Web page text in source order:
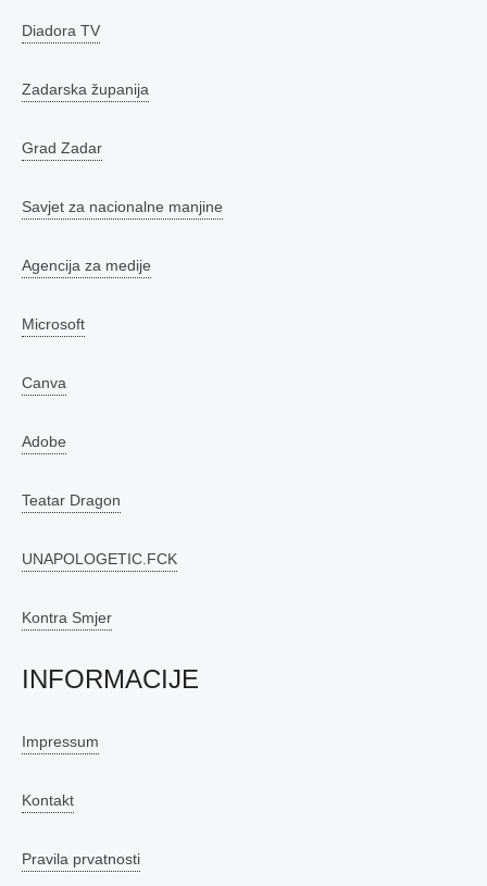
Diadora TV
Zadarska županija
Grad Zadar
Savjet za nacionalne manjine
Agencija za medije
Microsoft
Canva
Adobe
Teatar Dragon
UNAPOLOGETIC.FCK
Kontra Smjer
INFORMACIJE
Impressum
Kontakt
Pravila prvatnosti